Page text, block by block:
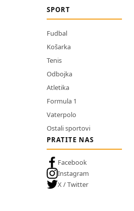
SPORT
Fudbal
Košarka
Tenis
Odbojka
Atletika
Formula 1
Vaterpolo
Ostali sportovi
PRATITE NAS
Facebook
Instagram
X / Twitter